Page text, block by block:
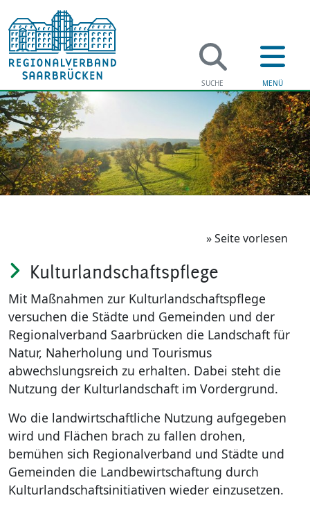
» Seite vorlesen
Kulturlandschaftspflege
Mit Maßnahmen zur Kulturlandschaftspflege
versuchen die Städte und Gemeinden und der
Regionalverband Saarbrücken die Landschaft für
Natur, Naherholung und Tourismus
abwechslungsreich zu erhalten. Dabei steht die
Nutzung der Kulturlandschaft im Vordergrund.
Wo die landwirtschaftliche Nutzung aufgegeben
wird und Flächen brach zu fallen drohen,
bemühen sich Regionalverband und Städte und
Gemeinden die Landbewirtschaftung durch
Kulturlandschaftsinitiativen wieder einzusetzen.
Soziales
Jugend &
Kultur &
Region
Bauen
Natur- &
Wirtschaft
Ländliche